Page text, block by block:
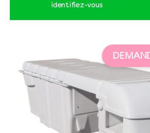
identifiez-vous